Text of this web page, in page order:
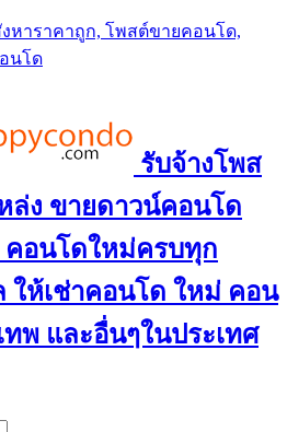
หาราคาถูก, โพสต์ขายคอนโด,
นโด
รับจ้างโพส
ล่ง ขายดาวน์คอนโด
คอนโดใหม่ครบทุก
ให้เช่าคอนโด ใหม่ คอน
พ และอื่นๆในประเทศ